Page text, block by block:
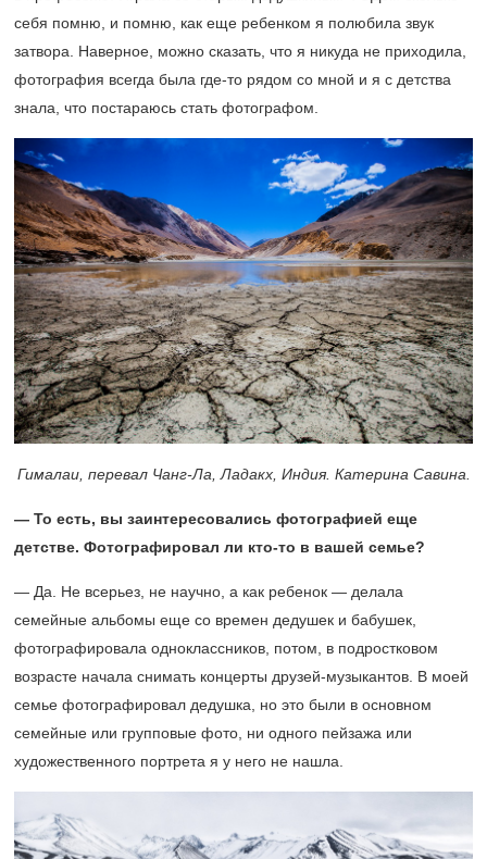
себя помню, и помню, как еще ребенком я полюбила звук
затвора. Наверное, можно сказать, что я никуда не приходила,
фотография всегда была где-то рядом со мной и я с детства
знала, что постараюсь стать фотографом.
Гималаи, перевал Чанг-Ла, Ладакх, Индия. Катерина Савина.
— То есть, вы заинтересовались фотографией еще
детстве. Фотографировал ли кто-то в вашей семье?
— Да. Не всерьез, не научно, а как ребенок — делала
семейные альбомы еще со времен дедушек и бабушек,
фотографировала одноклассников, потом, в подростковом
возрасте начала снимать концерты друзей-музыкантов. В моей
семье фотографировал дедушка, но это были в основном
семейные или групповые фото, ни одного пейзажа или
художественного портрета я у него не нашла.